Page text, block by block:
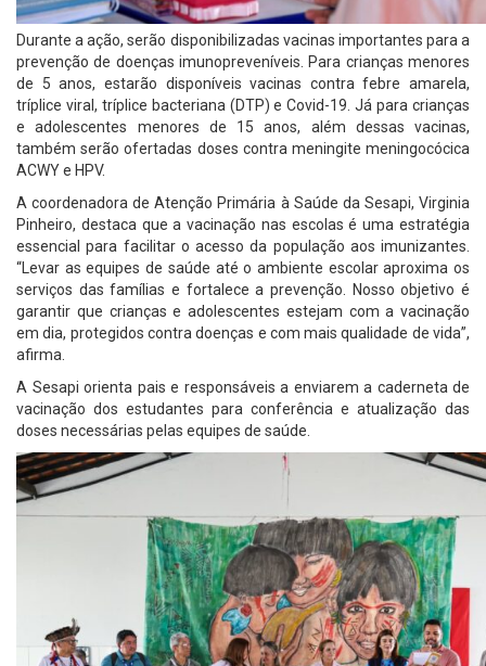
Durante a ação, serão disponibilizadas vacinas importantes para a
prevenção de doenças imunopreveníveis. Para crianças menores
de 5 anos, estarão disponíveis vacinas contra febre amarela,
tríplice viral, tríplice bacteriana (DTP) e Covid-19. Já para crianças
e adolescentes menores de 15 anos, além dessas vacinas,
também serão ofertadas doses contra meningite meningocócica
ACWY e HPV.
A coordenadora de Atenção Primária à Saúde da Sesapi, Virginia
Pinheiro, destaca que a vacinação nas escolas é uma estratégia
essencial para facilitar o acesso da população aos imunizantes.
“Levar as equipes de saúde até o ambiente escolar aproxima os
serviços das famílias e fortalece a prevenção. Nosso objetivo é
garantir que crianças e adolescentes estejam com a vacinação
em dia, protegidos contra doenças e com mais qualidade de vida”,
afirma.
A Sesapi orienta pais e responsáveis a enviarem a caderneta de
vacinação dos estudantes para conferência e atualização das
doses necessárias pelas equipes de saúde.